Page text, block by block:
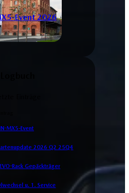
Event 2026
MX5-Event
2026 Q2 25Q4
Rack Gepäckträger
u. 1. Service